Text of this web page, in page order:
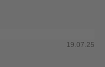
19.07.25